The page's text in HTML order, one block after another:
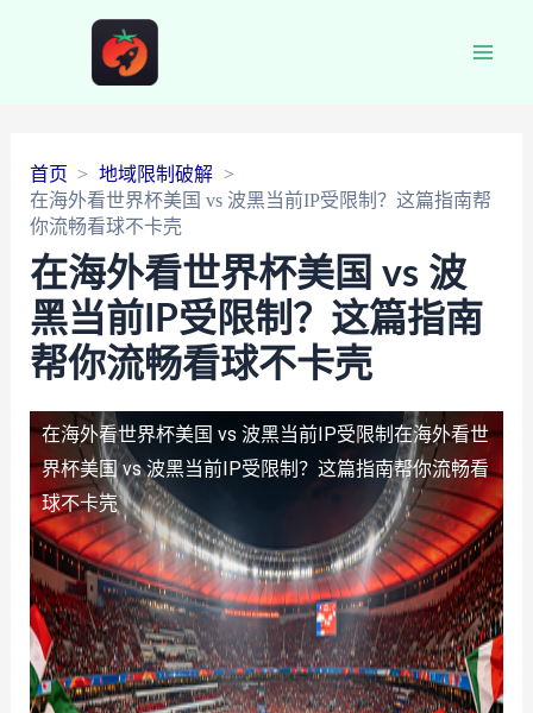
首页
地域限制破解
在海外看世界杯美国 vs 波黑当前IP受限制？这篇指南帮
你流畅看球不卡壳
在海外看世界杯美国 vs 波
黑当前IP受限制？这篇指南
帮你流畅看球不卡壳
在海外看世界杯美国 vs 波黑当前IP受限制 在海外看世
界杯美国 vs 波黑当前IP受限制？这篇指南帮你流畅看
球不卡壳